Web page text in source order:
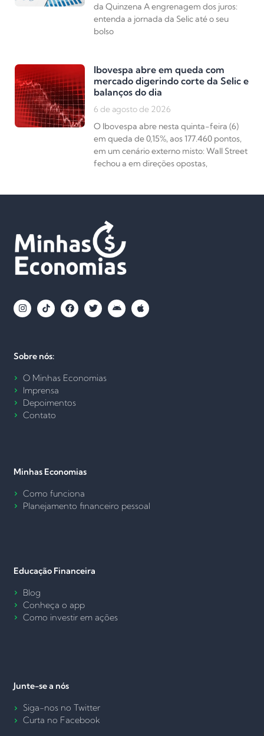
da Quinzena A engrenagem dos juros:
entenda a jornada da Selic até o seu
bolso
Ibovespa abre em queda com
mercado digerindo corte da Selic e
balanços do dia
6 de agosto de 2026
O Ibovespa abre nesta quinta-feira (6)
em queda de 0,15%, aos 177.460 pontos,
em um cenário externo misto: Wall Street
fechou a em direções opostas,
Sobre nós:
O Minhas Economias
Imprensa
Depoimentos
Contato
Minhas Economias
Como funciona
Planejamento financeiro pessoal
Educação Financeira
Blog
Conheça o app
Como investir em ações
Junte-se a nós
Siga-nos no Twitter
Curta no Facebook